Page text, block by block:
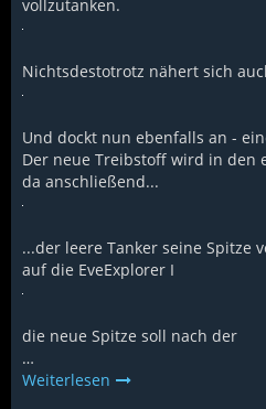
vollzutanken.
Nichtsdestotrotz nähert sich
Und dockt nun ebenfalls an -
Der neue Treibstoff wird in den
da anschließend...
...der leere Tanker seine Spitze
auf die EveExplorer I
die neue Spitze soll nach der
…
Weiterlesen